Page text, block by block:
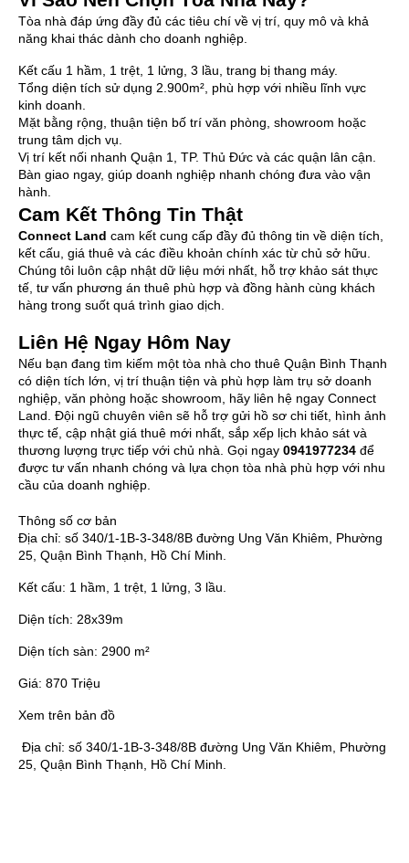
Tòa nhà đáp ứng đầy đủ các tiêu chí về vị trí, quy mô và khả
năng khai thác dành cho doanh nghiệp.
Kết cấu 1 hầm, 1 trệt, 1 lửng, 3 lầu, trang bị thang máy.
Tổng diện tích sử dụng 2.900m², phù hợp với nhiều lĩnh vực
kinh doanh.
Mặt bằng rộng, thuận tiện bố trí văn phòng, showroom hoặc
trung tâm dịch vụ.
Vị trí kết nối nhanh Quận 1, TP. Thủ Đức và các quận lân cận.
Bàn giao ngay, giúp doanh nghiệp nhanh chóng đưa vào vận
hành.
Cam Kết Thông Tin Thật
Connect Land cam kết cung cấp đầy đủ thông tin về diện tích,
kết cấu, giá thuê và các điều khoản chính xác từ chủ sở hữu.
Chúng tôi luôn cập nhật dữ liệu mới nhất, hỗ trợ khảo sát thực
tế, tư vấn phương án thuê phù hợp và đồng hành cùng khách
hàng trong suốt quá trình giao dịch.
Liên Hệ Ngay Hôm Nay
Nếu bạn đang tìm kiếm một tòa nhà cho thuê Quận Bình Thạnh
có diện tích lớn, vị trí thuận tiện và phù hợp làm trụ sở doanh
nghiệp, văn phòng hoặc showroom, hãy liên hệ ngay Connect
Land. Đội ngũ chuyên viên sẽ hỗ trợ gửi hồ sơ chi tiết, hình ảnh
thực tế, cập nhật giá thuê mới nhất, sắp xếp lịch khảo sát và
thương lượng trực tiếp với chủ nhà. Gọi ngay 0941977234 để
được tư vấn nhanh chóng và lựa chọn tòa nhà phù hợp với nhu
cầu của doanh nghiệp.
Thông số cơ bản
Địa chỉ: số 340/1-1B-3-348/8B đường Ung Văn Khiêm, Phường
25, Quận Bình Thạnh, Hồ Chí Minh.
Kết cấu: 1 hầm, 1 trệt, 1 lửng, 3 lầu.
Diện tích: 28x39m
Diện tích sàn: 2900 m²
Giá: 870 Triệu
Xem trên bản đồ
Địa chỉ: số 340/1-1B-3-348/8B đường Ung Văn Khiêm, Phường
25, Quận Bình Thạnh, Hồ Chí Minh.